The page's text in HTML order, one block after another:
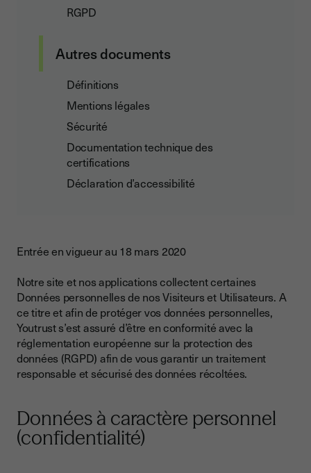
RGPD
Autres documents
Définitions
Mentions légales
Sécurité
Documentation technique des
certifications
Déclaration d’accessibilité
Entrée en vigueur au 18 mars 2020
Notre site et nos applications collectent certaines
Données personnelles de nos Visiteurs et Utilisateurs. A
ce titre et afin de protéger vos données personnelles,
Youtrust s’est assuré d’être en conformité avec la
réglementation européenne sur la protection des
données (RGPD) afin de vous garantir un traitement
responsable et sécurisé des données récoltées.
Données à caractère personnel
(confidentialité)